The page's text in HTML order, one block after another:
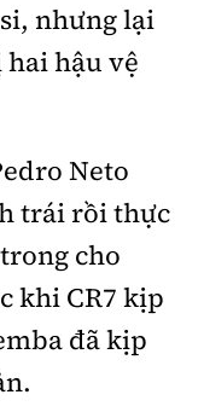
nhưng lại
hậu vệ
Neto
trái rồi thực
cho
khi CR7 kịp
đã kịp